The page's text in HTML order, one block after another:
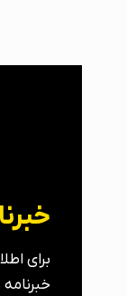
برای